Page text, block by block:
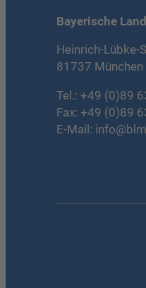
Bayerische
Heinrich-Lübke-
81737 München
Tel.: +49 (0)89
Fax: +49 (0)89
E-Mail: